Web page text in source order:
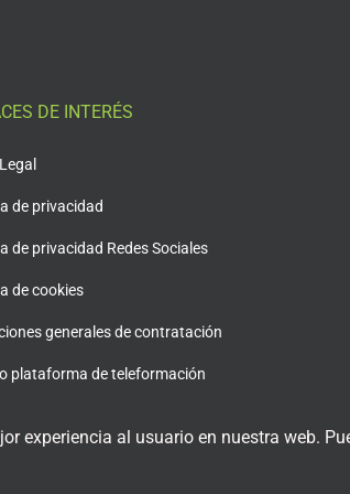
DE INTERÉS
de privacidad
de privacidad Redes Sociales
de cookies
generales de contratación
plataforma de teleformación
experiencia al usuario en nuestra web.